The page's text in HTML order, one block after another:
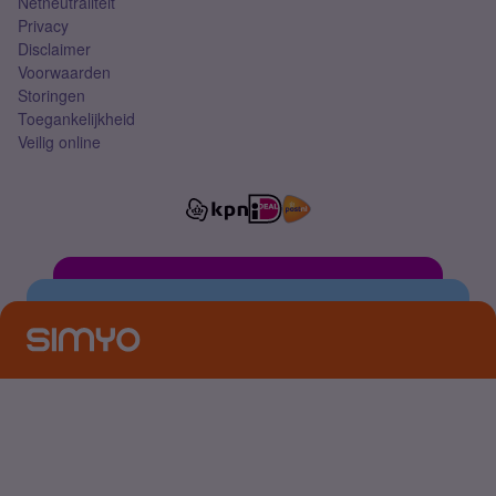
Privacy
Disclaimer
Voorwaarden
Storingen
Toegankelijkheid
Veilig online